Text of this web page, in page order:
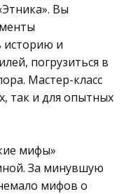
Вы
историю и
погрузиться в
Мастер-класс
так и для опытных
мифы»
За минувшую
мифов о